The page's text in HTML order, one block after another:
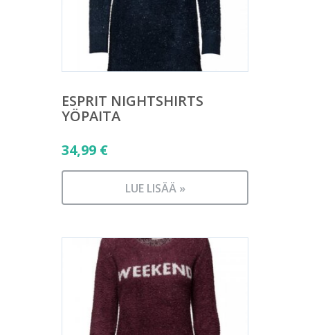
ESPRIT NIGHTSHIRTS
YÖPAITA
34,99 €
LUE LISÄÄ »